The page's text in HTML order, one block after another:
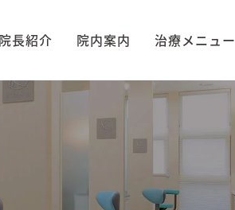
院長紹介 院内案内 治療メニュー